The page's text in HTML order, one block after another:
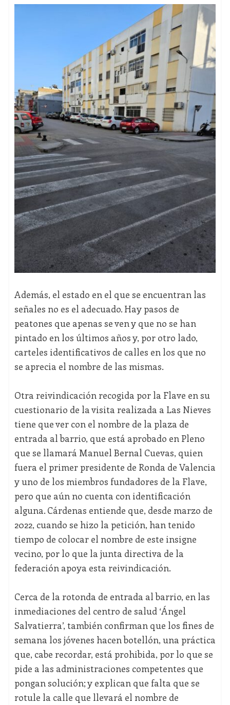
Además, el estado en el que se encuentran las
señales no es el adecuado. Hay pasos de
peatones que apenas se ven y que no se han
pintado en los últimos años y, por otro lado,
carteles identificativos de calles en los que no
se aprecia el nombre de las mismas.
Otra reivindicación recogida por la Flave en su
cuestionario de la visita realizada a Las Nieves
tiene que ver con el nombre de la plaza de
entrada al barrio, que está aprobado en Pleno
que se llamará Manuel Bernal Cuevas, quien
fuera el primer presidente de Ronda de Valencia
y uno de los miembros fundadores de la Flave,
pero que aún no cuenta con identificación
alguna. Cárdenas entiende que, desde marzo de
2022, cuando se hizo la petición, han tenido
tiempo de colocar el nombre de este insigne
vecino, por lo que la junta directiva de la
federación apoya esta reivindicación.
Cerca de la rotonda de entrada al barrio, en las
inmediaciones del centro de salud ‘Ángel
Salvatierra’, también confirman que los fines de
semana los jóvenes hacen botellón, una práctica
que, cabe recordar, está prohibida, por lo que se
pide a las administraciones competentes que
pongan solución; y explican que falta que se
rotule la calle que llevará el nombre de